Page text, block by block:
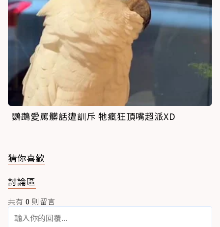
鸚鵡愛罵髒話遭訓斥 牠瘋狂頂嘴超派XD
猜你喜歡
討論區
共有 0 則留言